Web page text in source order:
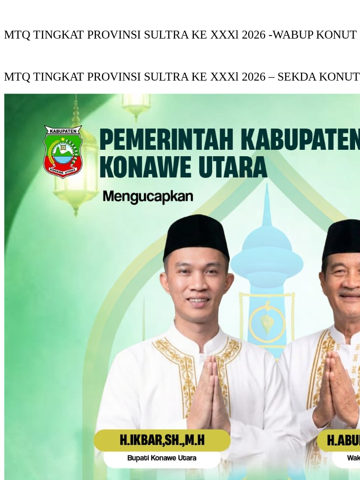
MTQ TINGKAT PROVINSI SULTRA KE XXXl 2026 -WABUP KONUT
MTQ TINGKAT PROVINSI SULTRA KE XXXl 2026 – SEKDA KONUT